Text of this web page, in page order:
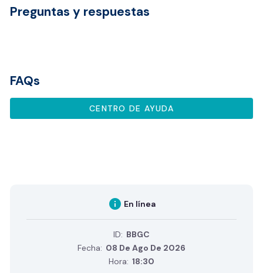
Preguntas y respuestas
FAQs
CENTRO DE AYUDA
info En línea
ID: BBGC
Fecha: 08 De Ago De 2026
Hora: 18:30